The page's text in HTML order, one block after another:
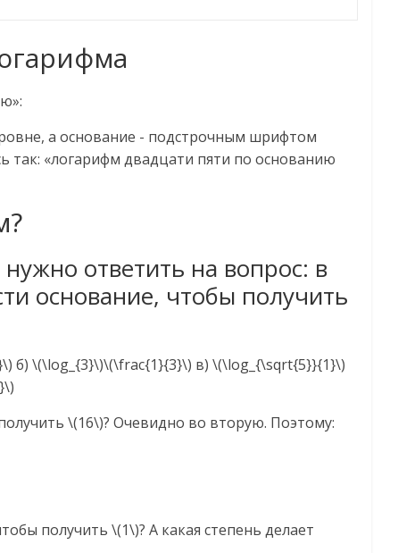
а основание - подстрочным шрифтом
так: «логарифм двадцати пяти по основанию
ответить на вопрос: в
основание, чтобы получить
б) \(\log_{3}\)\(\frac{1}{3}\) в) \(\log_{\sqrt{5}}{1}\)
\(16\)? Очевидно во вторую. Поэтому:
получить \(1\)? А какая степень делает